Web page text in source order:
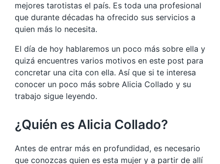
mejores tarotistas el país. Es toda una profesional
que durante décadas ha ofrecido sus servicios a
quien más lo necesita.
El día de hoy hablaremos un poco más sobre ella y
quizá encuentres varios motivos en este post para
concretar una cita con ella. Así que si te interesa
conocer un poco más sobre Alicia Collado y su
trabajo sigue leyendo.
¿Quién es Alicia Collado?
Antes de entrar más en profundidad, es necesario
que conozcas quien es esta mujer y a partir de allí